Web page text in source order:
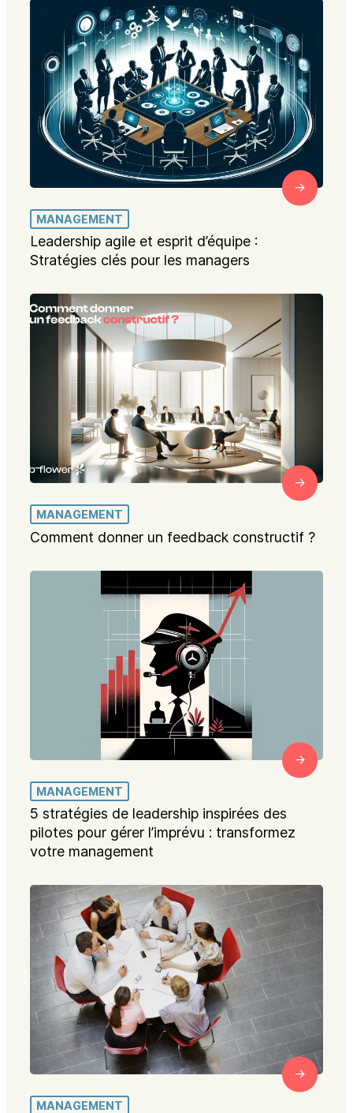
MANAGEMENT
Leadership agile et esprit d’équipe :
Stratégies clés pour les managers
MANAGEMENT
Comment donner un feedback constructif ?
MANAGEMENT
5 stratégies de leadership inspirées des
pilotes pour gérer l’imprévu : transformez
votre management
MANAGEMENT